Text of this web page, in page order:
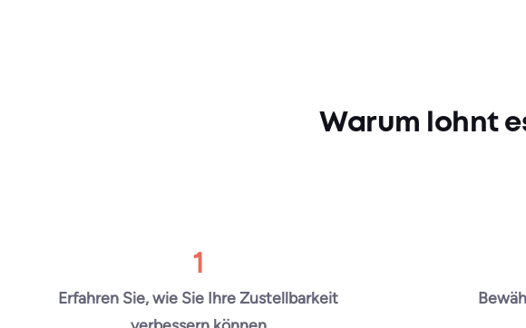
Warum lohnt
1
Erfahren Sie, wie Sie Ihre Zustellbarkeit